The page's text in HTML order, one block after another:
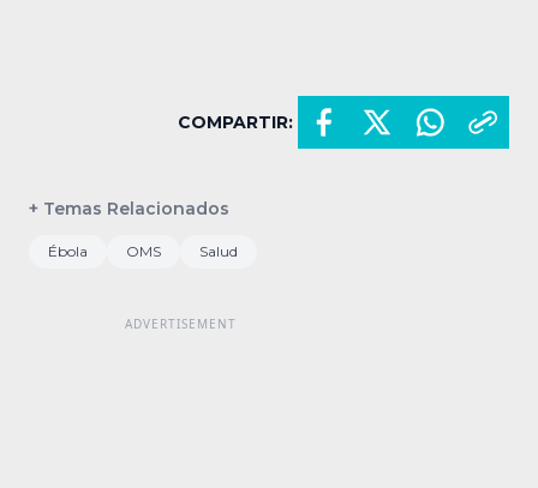
COMPARTIR:
+ Temas Relacionados
Ébola OMS Salud